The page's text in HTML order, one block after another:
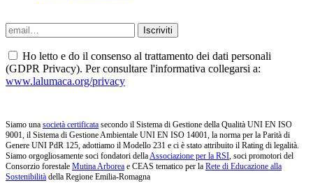
Ho letto e do il consenso al trattamento dei dati personali
(GDPR Privacy). Per consultare l'informativa collegarsi a:
www.lalumaca.org/privacy
Siamo una società certificata secondo il Sistema di Gestione della Qualità UNI EN ISO
9001, il Sistema di Gestione Ambientale UNI EN ISO 14001, la norma per la Parità di
Genere UNI PdR 125, adottiamo il Modello 231 e ci è stato attribuito il Rating di legalità.
Siamo orgogliosamente soci fondatori dellaAssociazione per la RSI, soci promotori del
Consorzio forestale Mutina Arborea e CEAS tematico per la Rete di Educazione alla
Sostenibilità della Regione Emilia-Romagna